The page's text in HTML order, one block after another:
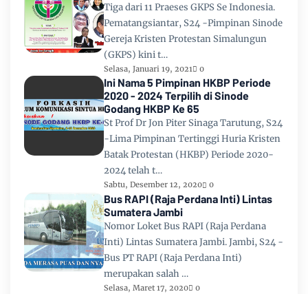
Tiga dari 11 Praeses GKPS Se Indonesia.
Pematangsiantar, S24 -Pimpinan Sinode
Gereja Kristen Protestan Simalungun
(GKPS) kini t…
Selasa, Januari 19, 2021 0
Ini Nama 5 Pimpinan HKBP Periode
2020 - 2024 Terpilih di Sinode
Godang HKBP Ke 65
St Prof Dr Jon Piter Sinaga Tarutung, S24
-Lima Pimpinan Tertinggi Huria Kristen
Batak Protestan (HKBP) Periode 2020-
2024 telah t…
Sabtu, Desember 12, 2020 0
Bus RAPI (Raja Perdana Inti) Lintas
Sumatera Jambi
Nomor Loket Bus RAPI (Raja Perdana
Inti) Lintas Sumatera Jambi. Jambi, S24 -
Bus PT RAPI (Raja Perdana Inti)
merupakan salah …
Selasa, Maret 17, 2020 0